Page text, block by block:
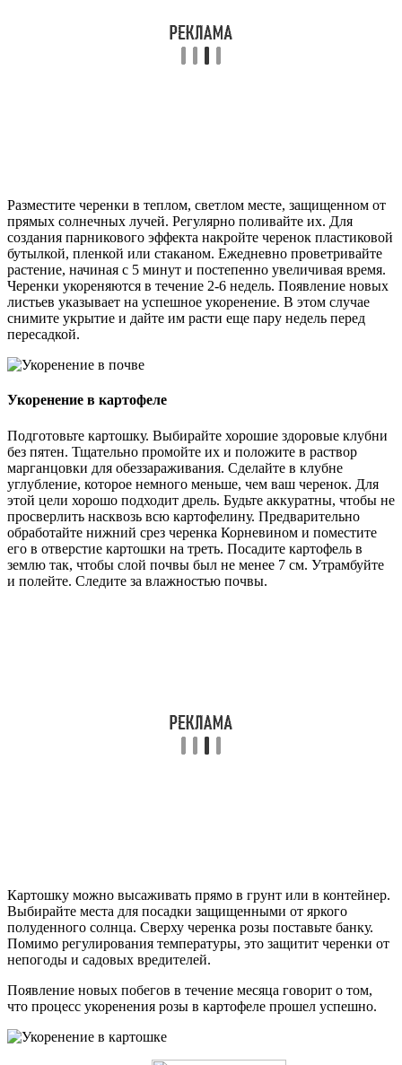
Разместите черенки в теплом, светлом месте, защищенном от
прямых солнечных лучей. Регулярно поливайте их. Для
создания парникового эффекта накройте черенок пластиковой
бутылкой, пленкой или стаканом. Ежедневно проветривайте
растение, начиная с 5 минут и постепенно увеличивая время.
Черенки укореняются в течение 2-6 недель. Появление новых
листьев указывает на успешное укоренение. В этом случае
снимите укрытие и дайте им расти еще пару недель перед
пересадкой.
Укоренение в картофеле
Подготовьте картошку. Выбирайте хорошие здоровые клубни
без пятен. Тщательно промойте их и положите в раствор
марганцовки для обеззараживания. Сделайте в клубне
углубление, которое немного меньше, чем ваш черенок. Для
этой цели хорошо подходит дрель. Будьте аккуратны, чтобы не
просверлить насквозь всю картофелину. Предварительно
обработайте нижний срез черенка Корневином и поместите
его в отверстие картошки на треть. Посадите картофель в
землю так, чтобы слой почвы был не менее 7 см. Утрамбуйте
и полейте. Следите за влажностью почвы.
Картошку можно высаживать прямо в грунт или в контейнер.
Выбирайте места для посадки защищенными от яркого
полуденного солнца. Сверху черенка розы поставьте банку.
Помимо регулирования температуры, это защитит черенки от
непогоды и садовых вредителей.
Появление новых побегов в течение месяца говорит о том,
что процесс укоренения розы в картофеле прошел успешно.